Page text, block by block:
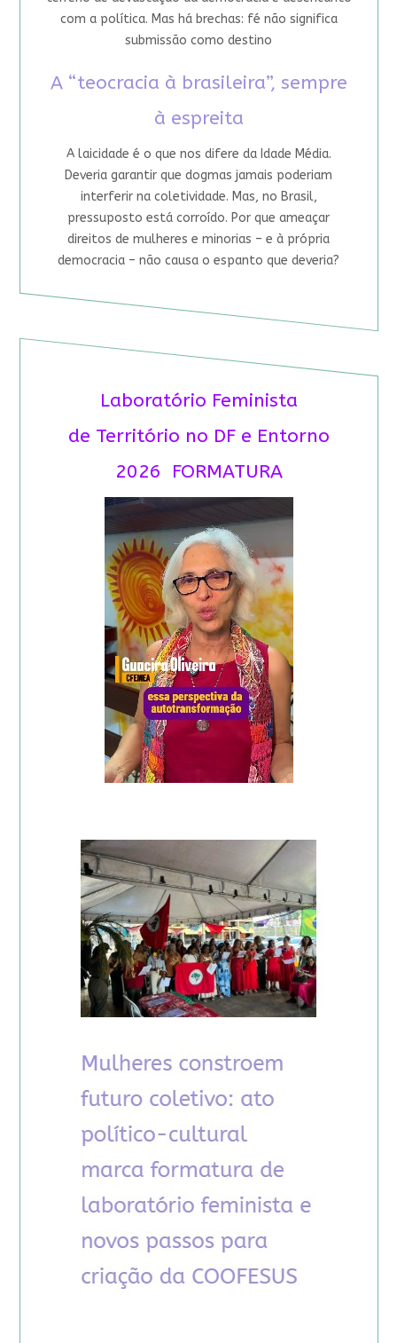
com a política. Mas há brechas: fé não significa
submissão como destino
A “teocracia à brasileira”, sempre
à espreita
A laicidade é o que nos difere da Idade Média.
Deveria garantir que dogmas jamais poderiam
interferir na coletividade. Mas, no Brasil,
pressuposto está corroído. Por que ameaçar
direitos de mulheres e minorias – e à própria
democracia – não causa o espanto que deveria?
Laboratório Feminista
de Território no DF e Entorno
2026 FORMATURA